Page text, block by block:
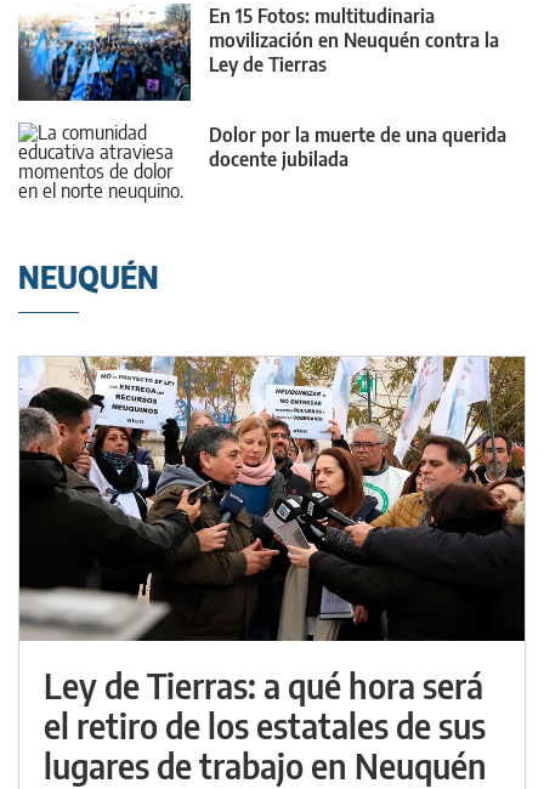
En 15 Fotos: multitudinaria
movilización en Neuquén contra la
Ley de Tierras
Dolor por la muerte de una querida
docente jubilada
NEUQUÉN
Ley de Tierras: a qué hora será
el retiro de los estatales de sus
lugares de trabajo en Neuquén